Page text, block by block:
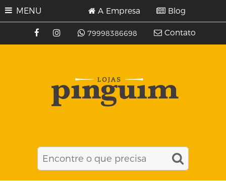
MENU
79998386698
A Empresa Blog
Contato